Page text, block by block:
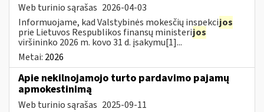
Web turinio sąrašas 2026-04-03
Informuojame, kad Valstybinės mokesčių inspekcijos
prie Lietuvos Respublikos finansų ministerijos
viršininko 2026 m. kovo 31 d. įsakymu[1]...
Metai: 2026
Apie nekilnojamojo turto pardavimo pajamų
apmokestinimą
Web turinio sąrašas 2025-09-11